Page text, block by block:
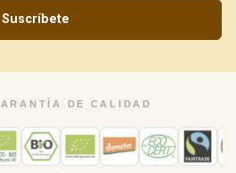
Suscríbete
DE CALIDAD